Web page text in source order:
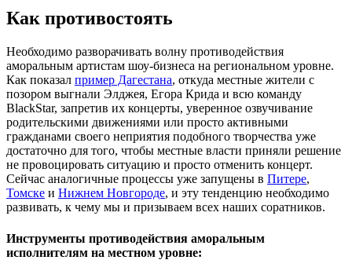
Как противостоять
Необходимо разворачивать волну противодействия
аморальным артистам шоу-бизнеса на региональном уровне.
Как показал пример Дагестана, откуда местные жители с
позором выгнали Элджея, Егора Крида и всю команду
BlackStar, запретив их концерты, уверенное озвучивание
родительскими движениями или просто активными
гражданами своего неприятия подобного творчества уже
достаточно для того, чтобы местные власти приняли решение
не провоцировать ситуацию и просто отменить концерт.
Сейчас аналогичные процессы уже запущены в Питере,
Томске и Нижнем Новгороде, и эту тенденцию необходимо
развивать, к чему мы и призываем всех наших соратников.
Инструменты противодействия аморальным
исполнителям на местном уровне: